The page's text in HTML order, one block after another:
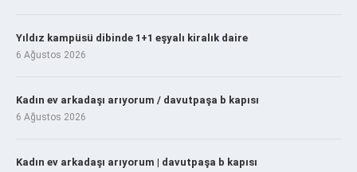
Yıldız kampüsü dibinde 1+1 eşyalı kiralık daire
6 Ağustos 2026
Kadın ev arkadaşı arıyorum / davutpaşa b kapısı
6 Ağustos 2026
Kadın ev arkadaşı arıyorum | davutpaşa b kapısı